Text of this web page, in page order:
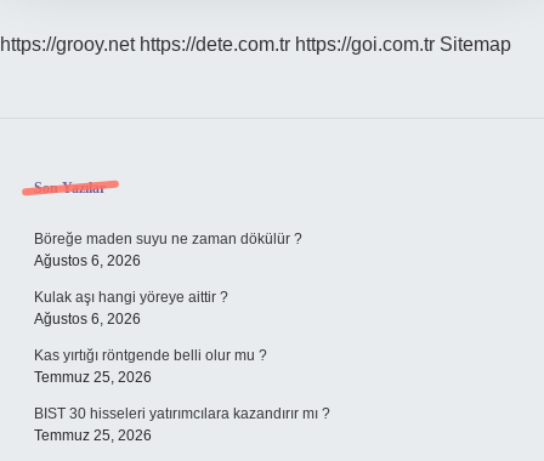
https://grooy.net https://dete.com.tr https://goi.com.tr Sitemap
Sidebar
Son Yazılar
Böreğe maden suyu ne zaman dökülür ?
Ağustos 6, 2026
Kulak aşı hangi yöreye aittir ?
Ağustos 6, 2026
Kas yırtığı röntgende belli olur mu ?
Temmuz 25, 2026
BIST 30 hisseleri yatırımcılara kazandırır mı ?
Temmuz 25, 2026